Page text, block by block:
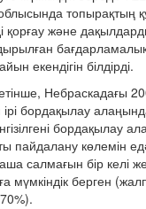
топырақтың
қорғау және
екендігін білдірді.
Небраскадағы
бордақылау
бордақылау
пайдалану көлемін
салмағын бір келі
мүмкіндік берген